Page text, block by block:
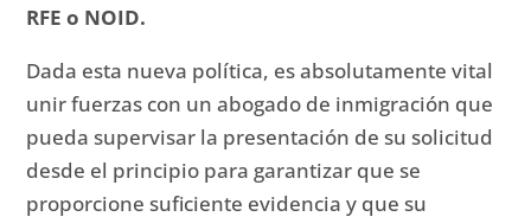
RFE o NOID.
Dada esta nueva política, es absolutamente vital
unir fuerzas con un abogado de inmigración que
pueda supervisar la presentación de su solicitud
desde el principio para garantizar que se
proporcione suficiente evidencia y que su